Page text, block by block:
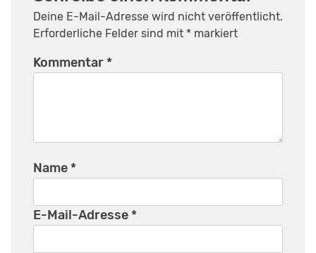
Deine E-Mail-Adresse wird nicht veröffentlicht.
Erforderliche Felder sind mit * markiert
Kommentar *
Name *
E-Mail-Adresse *